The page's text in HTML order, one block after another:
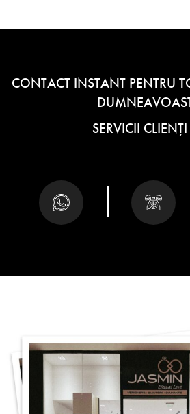
CONTACT INSTANT PENTRU
SERVICII CLIENȚI